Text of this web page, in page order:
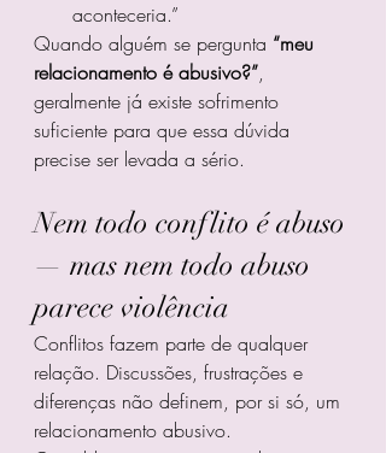
aconteceria.”
Quando alguém se pergunta “meu
relacionamento é abusivo?”,
geralmente já existe sofrimento
suficiente para que essa dúvida
precise ser levada a sério.
Nem todo conflito é abuso
— mas nem todo abuso
parece violência
Conflitos fazem parte de qualquer
relação. Discussões, frustrações e
diferenças não definem, por si só, um
relacionamento abusivo.